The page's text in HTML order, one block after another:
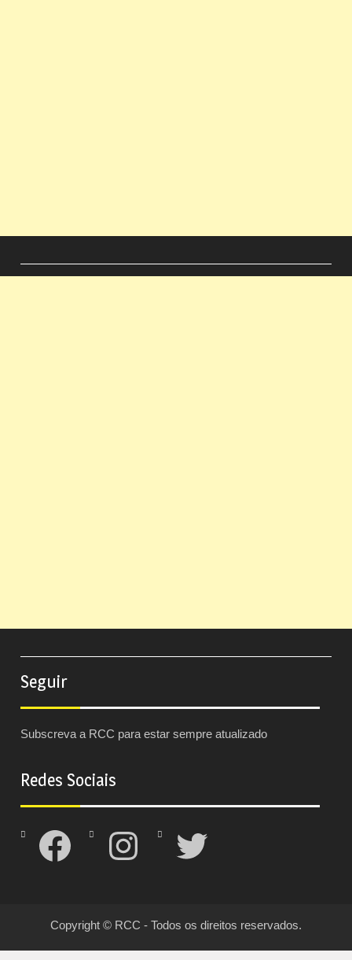
Seguir
Subscreva a RCC para estar sempre atualizado
Redes Sociais
Facebook Instagram Twitter
Copyright © RCC - Todos os direitos reservados.